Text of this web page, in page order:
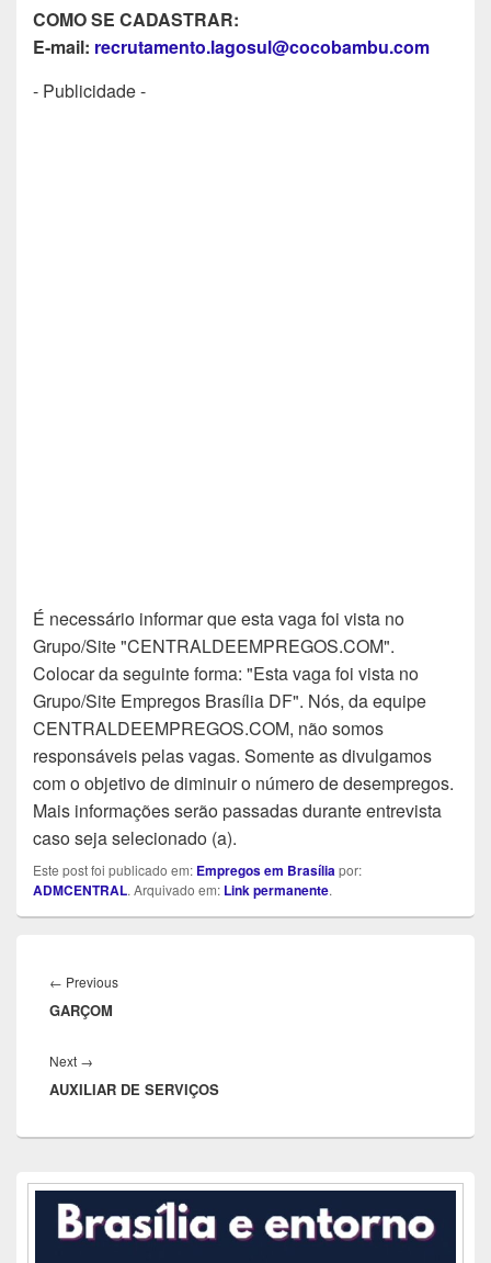
COMO SE CADASTRAR:
E-mail: recrutamento.lagosul@cocobambu.com
- Publicidade -
É necessário informar que esta vaga foi vista no
Grupo/Site "CENTRALDEEMPREGOS.COM".
Colocar da seguinte forma: "Esta vaga foi vista no
Grupo/Site Empregos Brasília DF". Nós, da equipe
CENTRALDEEMPREGOS.COM, não somos
responsáveis pelas vagas. Somente as divulgamos
com o objetivo de diminuir o número de desempregos.
Mais informações serão passadas durante entrevista
caso seja selecionado (a).
Este post foi publicado em: Empregos em Brasíliapor:
ADMCENTRAL. Arquivado em: Link permanente.
de
Post
← PreviousPrevious
GARÇOM
Next →
post:
AUXILIAR DE SERVIÇOS
Área